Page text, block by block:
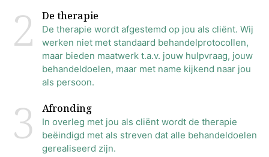
2 De therapie
De therapie wordt afgestemd op jou als cliënt. Wij
werken niet met standaard behandelprotocollen,
maar bieden maatwerk t.a.v. jouw hulpvraag, jouw
behandeldoelen, maar met name kijkend naar jou
als persoon.
3 Afronding
In overleg met jou als cliënt wordt de therapie
beëindigd met als streven dat alle behandeldoelen
gerealiseerd zijn.